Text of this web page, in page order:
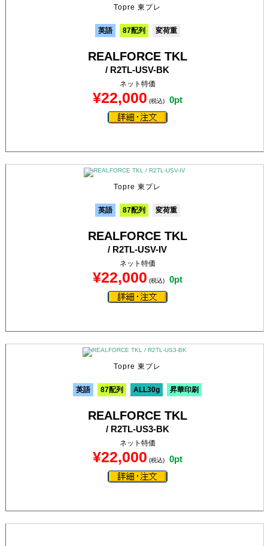
Topre 東プレ
英語 87配列 変荷重
REALFORCE TKL
/ R2TL-USV-BK
ネット特価
¥22,000 (税込) 0pt
Topre 東プレ
英語 87配列 変荷重
REALFORCE TKL
/ R2TL-USV-IV
ネット特価
¥22,000 (税込) 0pt
Topre 東プレ
英語 87配列 ALL30g 昇華印刷
REALFORCE TKL
/ R2TL-US3-BK
ネット特価
¥22,000 (税込) 0pt